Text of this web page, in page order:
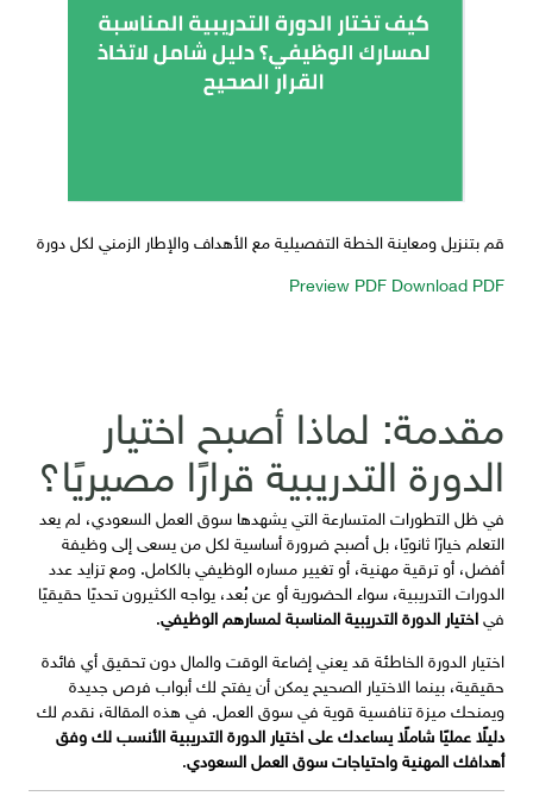
قم بتنزيل ومعاينة الخطة التفصيلية مع الأهداف والإطار الزمني لكل دورة
Preview PDF Download PDF
مقدمة: لماذا أصبح اختيار
الدورة التدريبية قرارًا مصيريًا؟
في ظل التطورات المتسارعة التي يشهدها سوق العمل السعودي، لم يعد
التعلم خيارًا ثانويًا، بل أصبح ضرورة أساسية لكل من يسعى إلى وظيفة
أفضل، أو ترقية مهنية، أو تغيير مساره الوظيفي بالكامل. ومع تزايد عدد
الدورات التدريبية، سواء الحضورية أو عن بُعد، يواجه الكثيرون تحديًا حقيقيًا
فياختيار الدورة التدريبية المناسبة لمسارهم الوظيفي.
اختيار الدورة الخاطئة قد يعني إضاعة الوقت والمال دون تحقيق أي فائدة
حقيقية، بينما الاختيار الصحيح يمكن أن يفتح لك أبواب فرص جديدة
ويمنحك ميزة تنافسية قوية في سوق العمل. في هذه المقالة، نقدم لك
دليلًا عمليًا شاملًا يساعدك على اختيار الدورة التدريبية الأنسب لك وفق
أهدافك المهنية واحتياجات سوق العمل السعودي.